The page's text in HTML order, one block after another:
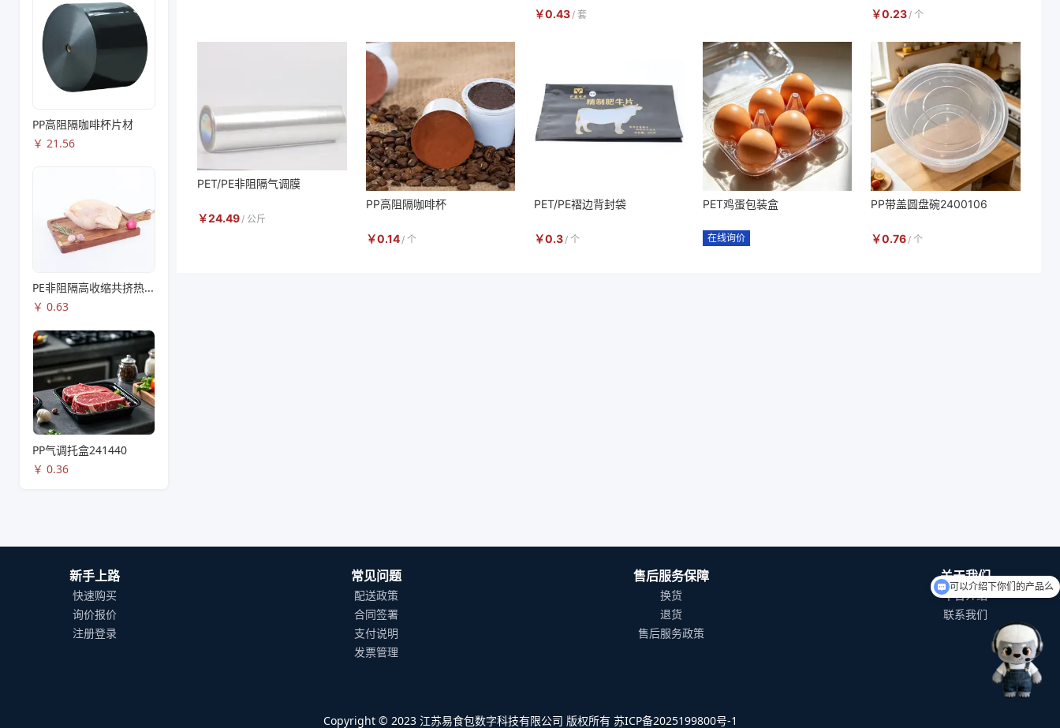
PP高阻隔咖啡杯片材
￥ 21.56
PE非阻隔高收缩共挤热收缩膜S83
￥ 0.63
PP气调托盒241440
￥ 0.36
￥0.43 / 套 ￥0.23 / 个
PET/PE非阻隔气调膜
￥24.49 / 公斤
PP高阻隔咖啡杯
￥0.14/ 个
PET/PE褶边背封袋
￥0.3/ 个
PET鸡蛋包装盒
在线询价
PP带盖圆盘碗2400106
￥0.76/ 个
新手上路
快速购买
询价报价
注册登录
常见问题
配送政策
合同签署
支付说明
发票管理
售后服务保障
换货
退货
售后服务政策
关于我们
平台介绍
联系我们
Copyright © 2023 江苏易食包数字科技有限公司 版权所有 苏ICP备2025199800号-1
可以介绍下你们的产品么